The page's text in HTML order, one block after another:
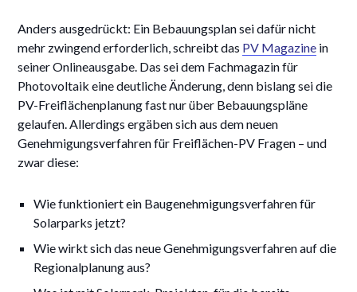
Anders ausgedrückt: Ein Bebauungsplan sei dafür nicht
mehr zwingend erforderlich, schreibt das PV Magazine in
seiner Onlineausgabe. Das sei dem Fachmagazin für
Photovoltaik eine deutliche Änderung, denn bislang sei die
PV-Freiflächenplanung fast nur über Bebauungspläne
gelaufen. Allerdings ergäben sich aus dem neuen
Genehmigungsverfahren für Freiflächen-PV Fragen – und
zwar diese:
Wie funktioniert ein Baugenehmigungsverfahren für
Solarparks jetzt?
Wie wirkt sich das neue Genehmigungsverfahren auf die
Regionalplanung aus?